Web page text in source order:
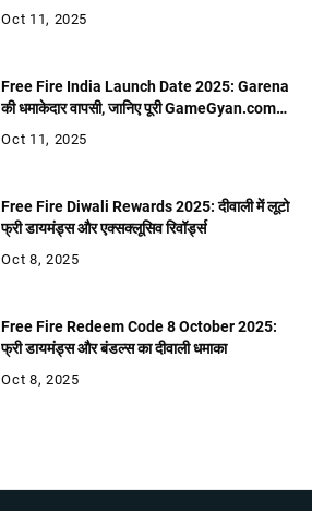
बरसात
Oct 11, 2025
Free Fire India Launch Date 2025: Garena
की धमाकेदार वापसी, जानिए पूरी GameGyan.com
रिपोर्ट
Oct 11, 2025
Free Fire Diwali Rewards 2025: दीवाली में लूटो
फ्री डायमंड्स और एक्सक्लूसिव रिवॉर्ड्स
Oct 8, 2025
Free Fire Redeem Code 8 October 2025:
फ्री डायमंड्स और बंडल्स का दीवाली धमाका
Oct 8, 2025